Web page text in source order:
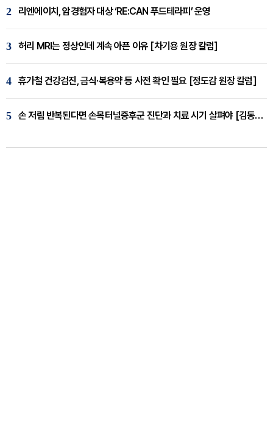
2 리엔에이치, 암경험자 대상 ‘RE:CAN 푸드테라피’ 운영
3 허리 MRI는 정상인데 계속 아픈 이유 [차기용 원장 칼럼]
4 휴가철 건강검진, 금식·복용약 등 사전 확인 필요 [정도감 원장 칼럼]
5 손 저림 반복된다면 손목터널증후군 진단과 치료 시기 살펴야 [김동현 원장 칼럼]